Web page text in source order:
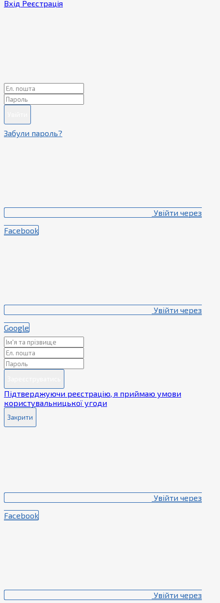
Вхід Реєстрація
Забули пароль?
Увійти через
Facebook
Увійти через
Google
Підтверджуючи реєстрацію, я приймаю умови
користувальницької угоди
Закрити
Увійти через
Facebook
Увійти через